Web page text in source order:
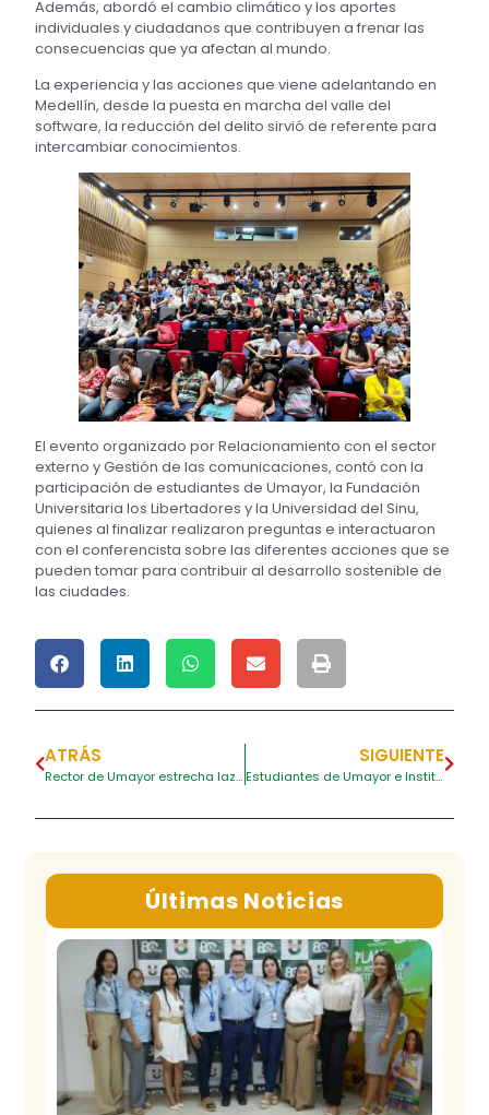
Además, abordó el cambio climático y los aportes
individuales y ciudadanos que contribuyen a frenar las
consecuencias que ya afectan al mundo.
La experiencia y las acciones que viene adelantando en
Medellín, desde la puesta en marcha del valle del
software, la reducción del delito sirvió de referente para
intercambiar conocimientos.
El evento organizado por Relacionamiento con el sector
externo y Gestión de las comunicaciones, contó con la
participación de estudiantes de Umayor, la Fundación
Universitaria los Libertadores y la Universidad del Sinu,
quienes al finalizar realizaron preguntas e interactuaron
con el conferencista sobre las diferentes acciones que se
pueden tomar para contribuir al desarrollo sostenible de
las ciudades.
ATRÁS
Rector de Umayor estrecha lazos con Ministro de Educación y rectores de Antioquia
SIGUIENTE
Estudiantes de Umayor e Institución Universitaria ITSA participan de clase espejo.
Últimas Noticias